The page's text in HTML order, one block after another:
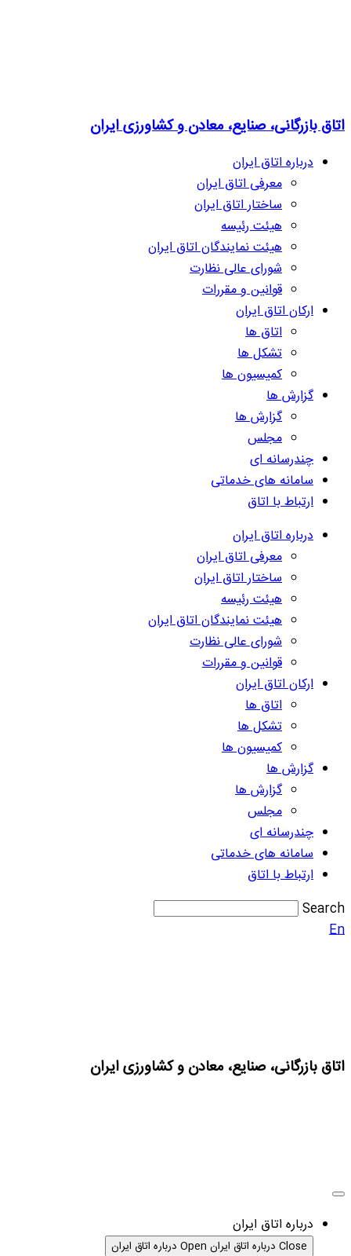
اتاق بازرگانی، صنایع، معادن و کشاورزی ایران
درباره اتاق ایران
معرفی اتاق ایران
ساختار اتاق ایران
هیئت رئیسه
هیئت نمایندگان اتاق ایران
شورای عالی نظارت
قوانین و مقررات
ارکان اتاق ایران
اتاق ها
تشکل ها
کمیسیون ها
گزارش ها
گزارش ها
مجلس
چندرسانه ای
سامانه های خدماتی
ارتباط با اتاق
درباره اتاق ایران
معرفی اتاق ایران
ساختار اتاق ایران
هیئت رئیسه
هیئت نمایندگان اتاق ایران
شورای عالی نظارت
قوانین و مقررات
ارکان اتاق ایران
اتاق ها
تشکل ها
کمیسیون ها
گزارش ها
گزارش ها
مجلس
چندرسانه ای
سامانه های خدماتی
ارتباط با اتاق
Search
En
اتاق بازرگانی، صنایع، معادن و کشاورزی ایران
درباره اتاق ایران
Close درباره اتاق ایران Open درباره اتاق ایران